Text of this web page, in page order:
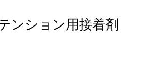
ンション用接着剤